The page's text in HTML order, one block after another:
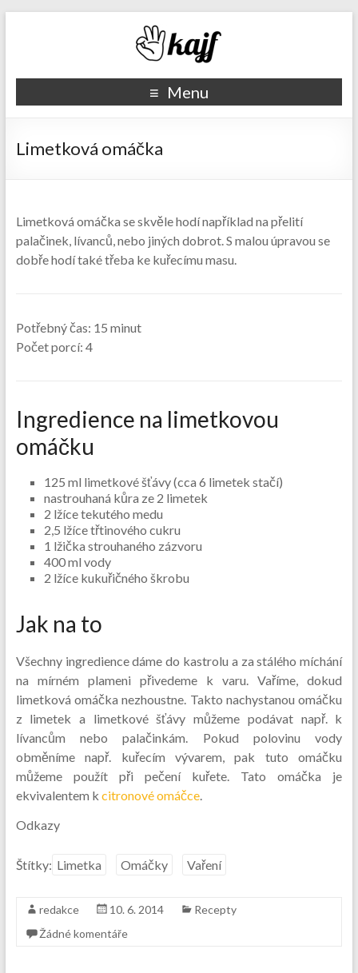
Recepty kajf.cz
Menu
Limetková omáčka
Limetková omáčka se skvěle hodí například na přelití
palačinek, lívanců, nebo jiných dobrot. S malou úpravou se
dobře hodí také třeba ke kuřecímu masu.
Potřebný čas: 15 minut
Počet porcí: 4
Ingredience na limetkovou
omáčku
125 ml limetkové šťávy (cca 6 limetek stačí)
nastrouhaná kůra ze 2 limetek
2 lžíce tekutého medu
2,5 lžíce třtinového cukru
1 lžička strouhaného zázvoru
400 ml vody
2 lžíce kukuřičného škrobu
Jak na to
Všechny ingredience dáme do kastrolu a za stálého míchání
na mírném plameni přivedeme k varu. Vaříme, dokud
limetková omáčka nezhoustne. Takto nachystanou omáčku
z limetek a limetkové šťávy můžeme podávat např. k
lívancům nebo palačinkám. Pokud polovinu vody
obměníme např. kuřecím vývarem, pak tuto omáčku
můžeme použít při pečení kuřete. Tato omáčka je
ekvivalentem k citronové omáčce.
Odkazy
Štítky: Limetka Omáčky Vaření
redakce 10. 6. 2014
Recepty
Žádné komentáře